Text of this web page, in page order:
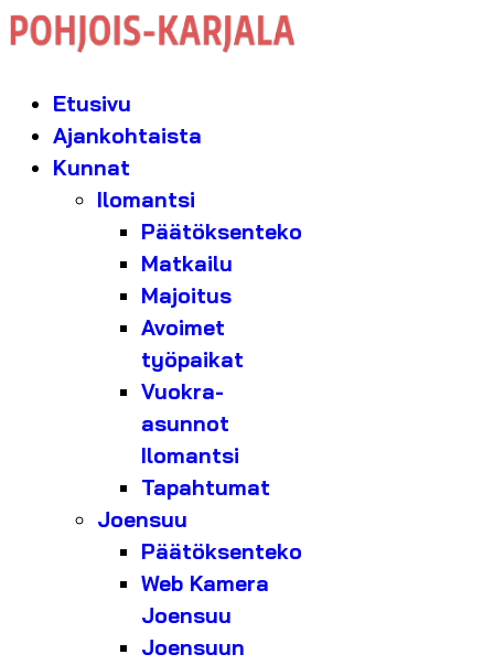
Etusivu
Ajankohtaista
Kunnat
Ilomantsi
Päätöksenteko
Matkailu
Majoitus
Avoimet
työpaikat
Vuokra-
asunnot
Ilomantsi
Tapahtumat
Joensuu
Päätöksenteko
Web Kamera
Joensuu
Joensuun